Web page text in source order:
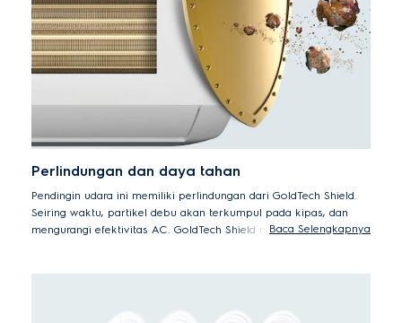
pertumbuhan jamur³. Hasilnya adalah kualitas udara terbaik di
rumah Anda.
¹ Tes dilakukan oleh pihak ketiga pada bakteri Escherichia
Coli 99% dan Staphylococcus Aureus 99%.
jamur ditekan hingga kurang dari 10%.
Perlindungan dan daya tahan
Pendingin udara ini memiliki perlindungan dari GoldTech Shield.
Seiring waktu, partikel debu akan terkumpul pada kipas, dan
mengurangi efektivitas AC. GoldTech Shield memberikan lapisan
tabung aluminum Koil ini sangat tahan lama dan anti-karat di
Baca Selengkapnya